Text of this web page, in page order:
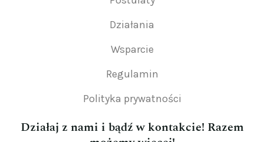
Działania
Wsparcie
Regulamin
Polityka prywatności
Działaj z nami i bądź w kontakcie! Razem